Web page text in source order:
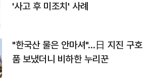
'사고 후 미조치' 사례
"한국산 물은 안마셔"…日 지진 구호
품 보냈더니 비하한 누리꾼